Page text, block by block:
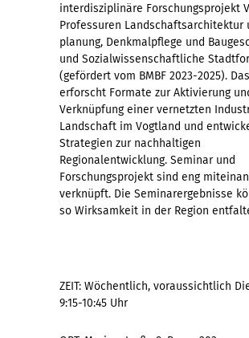
interdisziplinäre Forschungsprojekt
Professuren Landschaftsarchitektur
planung, Denkmalpflege und
und Sozialwissenschaftliche
(gefördert vom BMBF 2023-2025).
erforscht Formate zur Aktivierung
Verknüpfung einer vernetzten
Landschaft im Vogtland und
Strategien zur nachhaltigen
Regionalentwicklung. Seminar und
Forschungsprojekt sind eng
verknüpft. Die Seminarergebnisse
so Wirksamkeit in der Region
ZEIT: Wöchentlich, voraussichtlich
9:15-10:45 Uhr